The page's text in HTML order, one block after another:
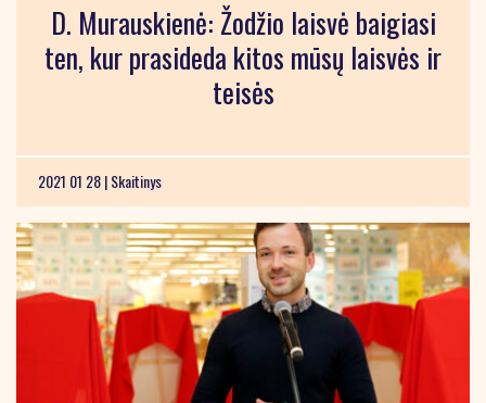
D. Murauskienė: Žodžio laisvė baigiasi
ten, kur prasideda kitos mūsų laisvės ir
teisės
2021 01 28 |Skaitinys